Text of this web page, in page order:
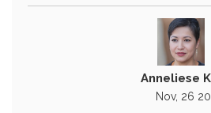
Anneliese
Nov, 26